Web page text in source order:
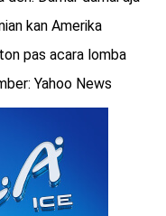
kan Amerika
pas acara lomba
Yahoo News